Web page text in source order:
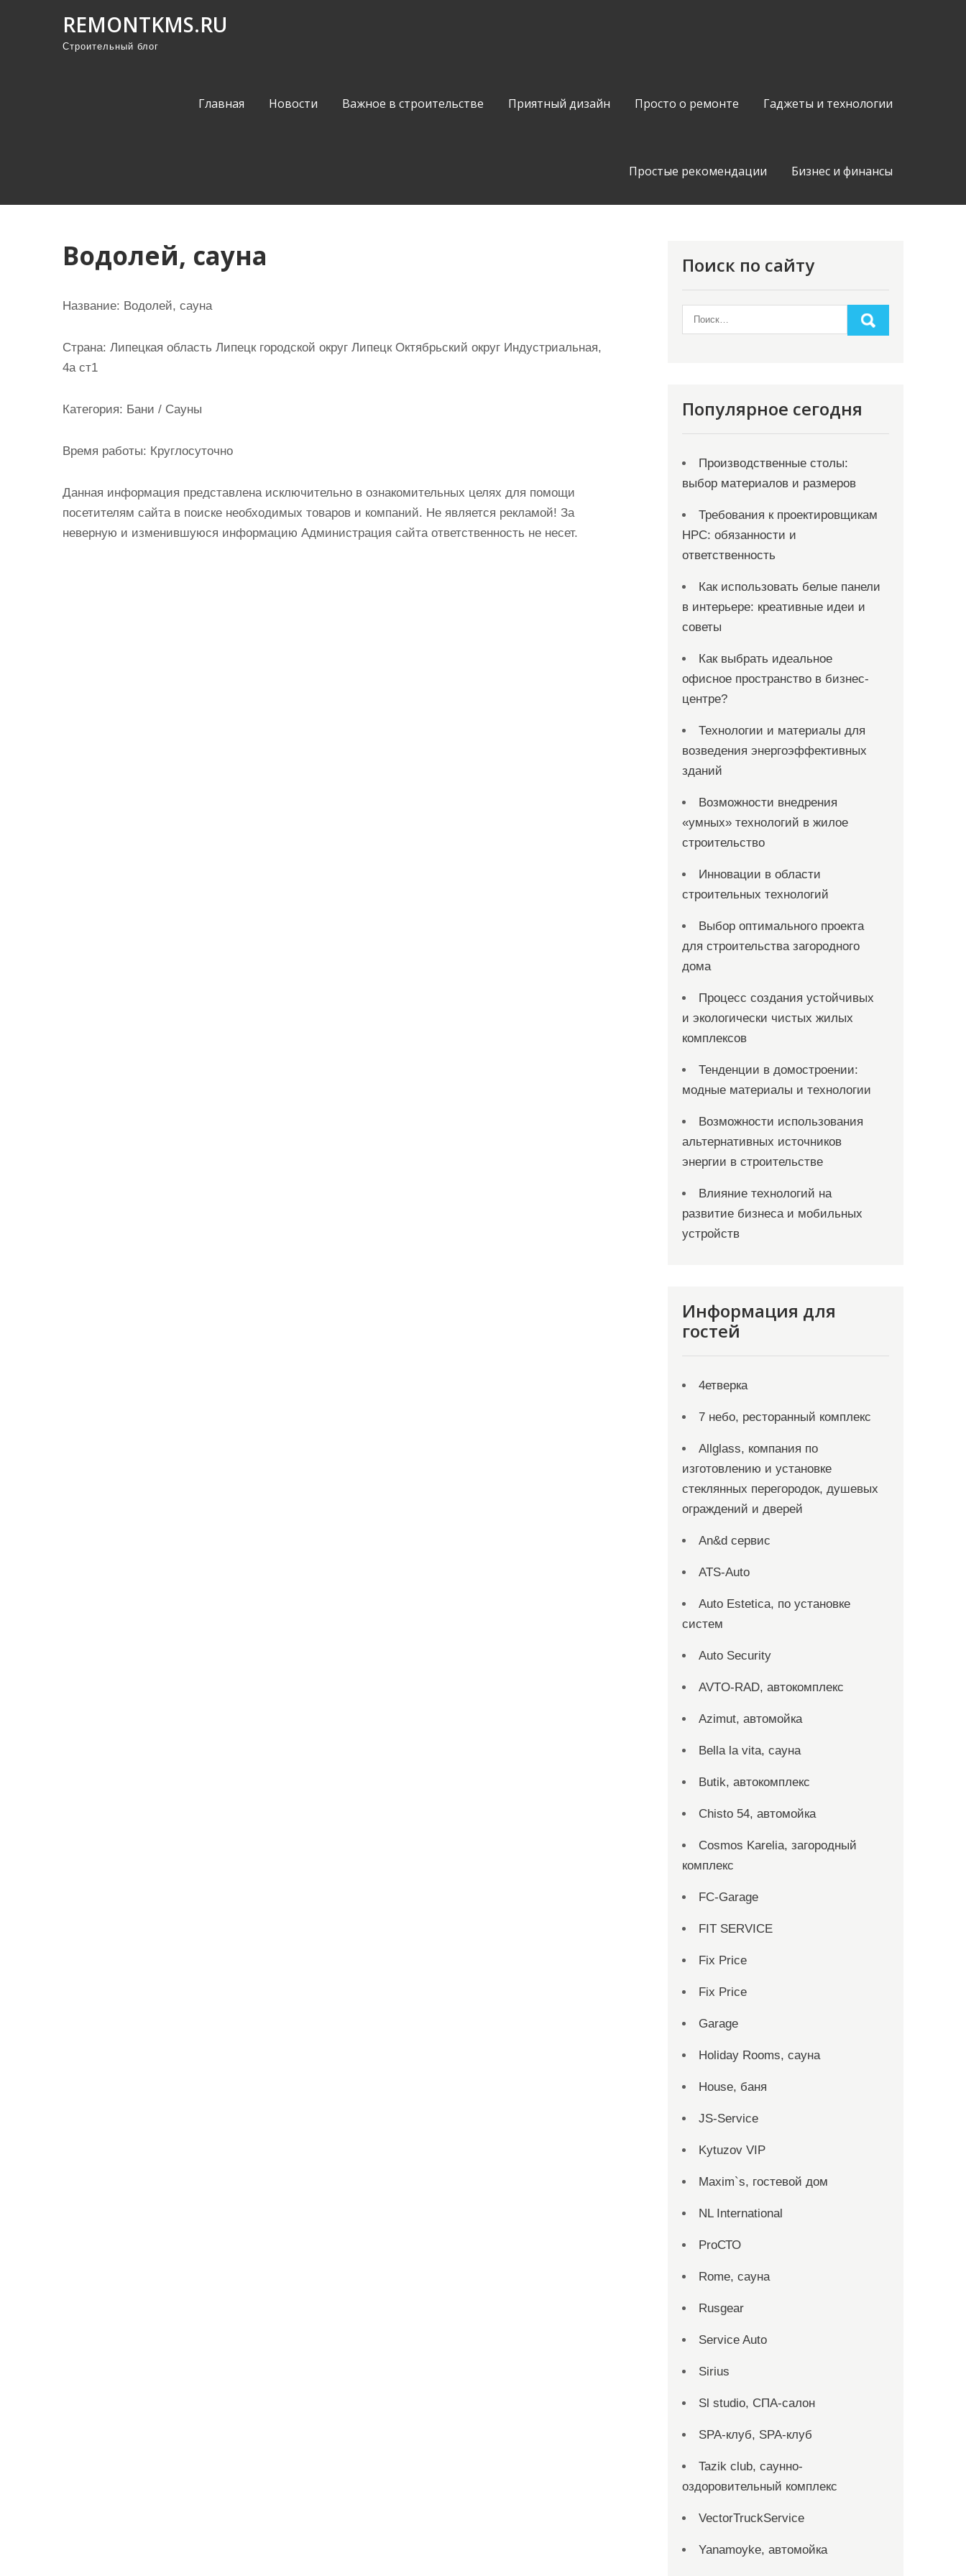
REMONTKMS.RU
Строительный блог
Главная Новости Важное в строительстве Приятный дизайн Просто о ремонте Гаджеты и технологии
Простые рекомендации Бизнес и финансы
Водолей, сауна
Название: Водолей, сауна
Страна: Липецкая область Липецк городской округ Липецк Октябрьский округ Индустриальная,
4а ст1
Категория: Бани / Сауны
Время работы: Круглосуточно
Данная информация представлена исключительно в ознакомительных целях для помощи
посетителям сайта в поиске необходимых товаров и компаний. Не является рекламой! За
неверную и изменившуюся информацию Администрация сайта ответственность не несет.
Поиск по сайту
Популярное сегодня
Производственные столы:
выбор материалов и размеров
Требования к проектировщикам
НРС: обязанности и
ответственность
Как использовать белые панели
в интерьере: креативные идеи и
советы
Как выбрать идеальное
офисное пространство в бизнес-
центре?
Технологии и материалы для
возведения энергоэффективных
зданий
Возможности внедрения
«умных» технологий в жилое
строительство
Инновации в области
строительных технологий
Выбор оптимального проекта
для строительства загородного
дома
Процесс создания устойчивых
и экологически чистых жилых
комплексов
Тенденции в домостроении:
модные материалы и технологии
Возможности использования
альтернативных источников
энергии в строительстве
Влияние технологий на
развитие бизнеса и мобильных
устройств
Информация для
гостей
4етверка
7 небо, ресторанный комплекс
Allglass, компания по
изготовлению и установке
стеклянных перегородок, душевых
ограждений и дверей
An&d сервис
ATS-Auto
Auto Estetica, по установке
систем
Auto Security
AVTO-RAD, автокомплекс
Azimut, автомойка
Bella la vita, сауна
Butik, автокомплекс
Chisto 54, автомойка
Cosmos Karelia, загородный
комплекс
FC-Garage
FIT SERVICE
Fix Price
Fix Price
Garage
Holiday Rooms, сауна
House, баня
JS-Service
Kytuzov VIP
Maxim`s, гостевой дом
NL International
ProСТО
Rome, сауна
Rusgear
Service Auto
Sirius
Sl studio, СПА-салон
SPA-клуб, SPA-клуб
Tazik club, саунно-
оздоровительный комплекс
VectorTruckService
Yanamoyke, автомойка